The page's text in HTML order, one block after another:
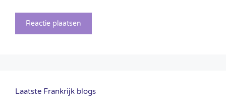
Laatste Frankrijk blogs